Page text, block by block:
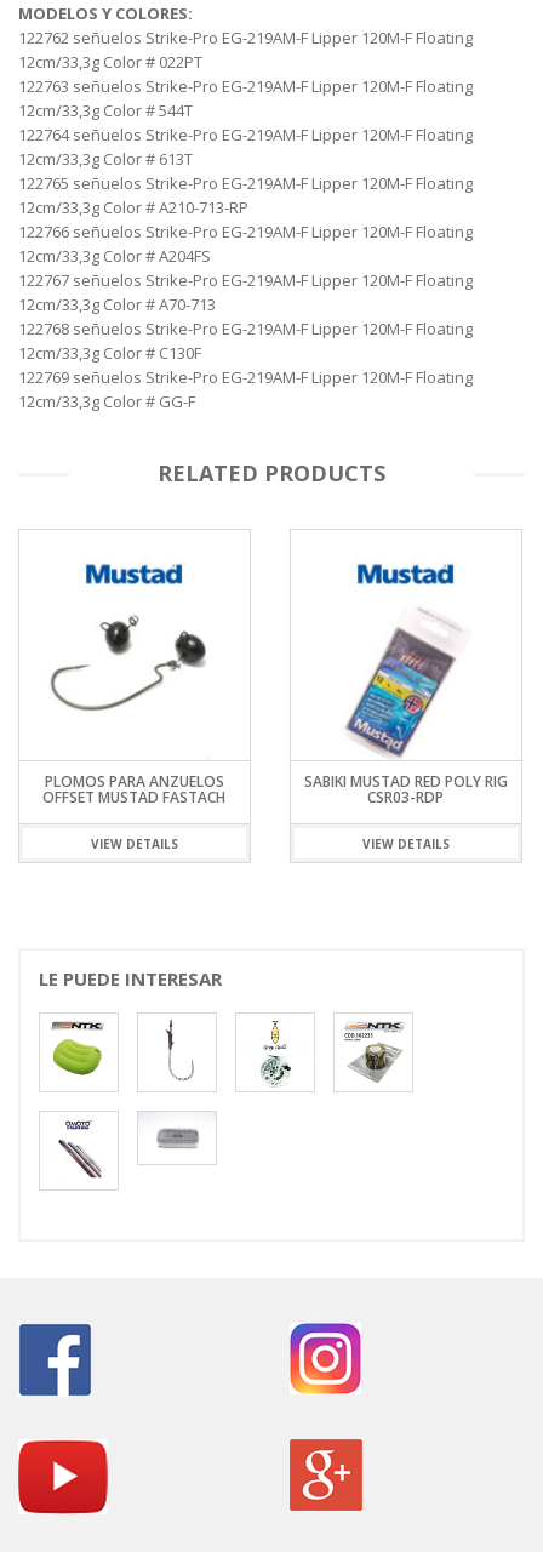
MODELOS Y COLORES:
122762 señuelos Strike-Pro EG-219AM-F Lipper 120M-F Floating
12cm/33,3g Color # 022PT
122763 señuelos Strike-Pro EG-219AM-F Lipper 120M-F Floating
12cm/33,3g Color # 544T
122764 señuelos Strike-Pro EG-219AM-F Lipper 120M-F Floating
12cm/33,3g Color # 613T
122765 señuelos Strike-Pro EG-219AM-F Lipper 120M-F Floating
12cm/33,3g Color # A210-713-RP
122766 señuelos Strike-Pro EG-219AM-F Lipper 120M-F Floating
12cm/33,3g Color # A204FS
122767 señuelos Strike-Pro EG-219AM-F Lipper 120M-F Floating
12cm/33,3g Color # A70-713
122768 señuelos Strike-Pro EG-219AM-F Lipper 120M-F Floating
12cm/33,3g Color # C130F
122769 señuelos Strike-Pro EG-219AM-F Lipper 120M-F Floating
12cm/33,3g Color # GG-F
RELATED PRODUCTS
PLOMOS PARA ANZUELOS
OFFSET MUSTAD FASTACH
VIEW DETAILS
SABIKI MUSTAD RED POLY RIG
CSR03-RDP
VIEW DETAILS
LE PUEDE INTERESAR